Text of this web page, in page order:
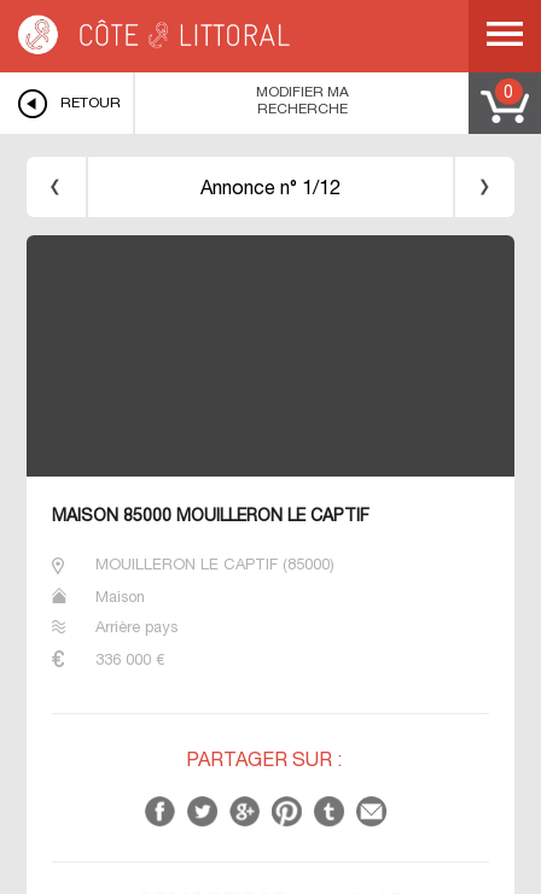
MOUILLERON LE CAPTIF
RETOUR
0
MODIFIER MA
RECHERCHE
Annonce n° 1/12
MAISON 85000 MOUILLERON LE CAPTIF
MOUILLERON LE CAPTIF (85000)
Maison
Arrière pays
336 000€
PARTAGER SUR :